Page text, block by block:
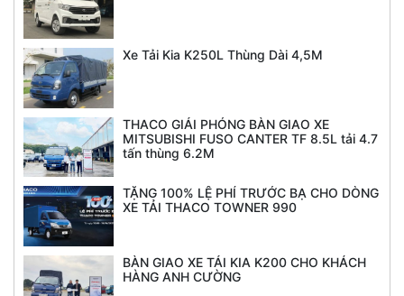
Xe Tải Kia K250L Thùng Dài 4,5M
THACO GIẢI PHÓNG BÀN GIAO XE
MITSUBISHI FUSO CANTER TF 8.5L tải 4.7
tấn thùng 6.2M
TẶNG 100% LỆ PHÍ TRƯỚC BẠ CHO DÒNG
XE TẢI THACO TOWNER 990
BÀN GIAO XE TẢI KIA K200 CHO KHÁCH
HÀNG ANH CƯỜNG